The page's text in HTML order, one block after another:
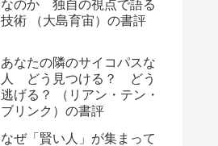
なのか 独自の視点で語る
技術 （大島育宙）の書評
あなたの隣のサイコパスな
人 どう見つける？ どう
逃げる？ （リアン・テン・
ブリンク）の書評
なぜ「賢い人」が集まって